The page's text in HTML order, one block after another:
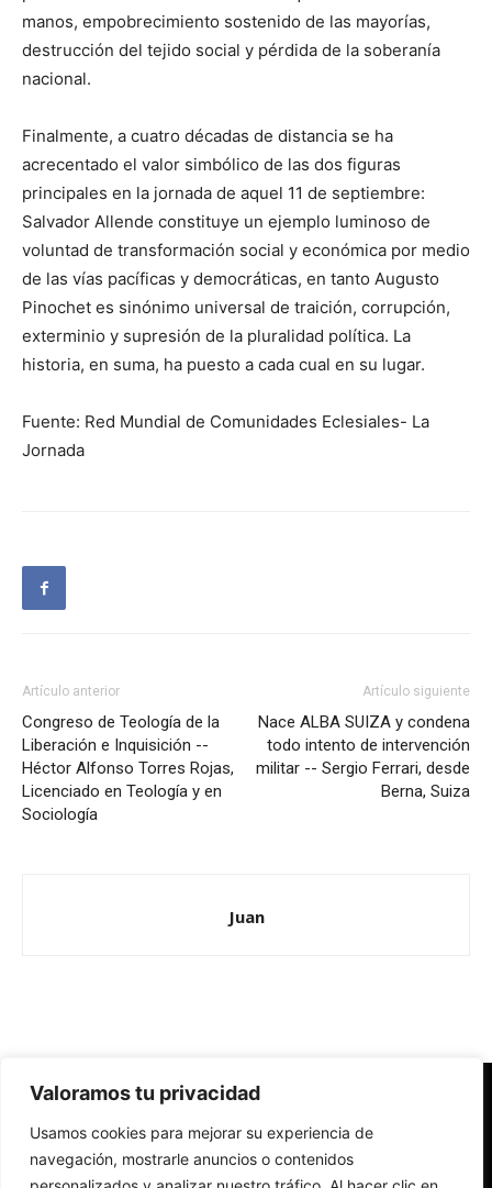
Valoramos tu privacidad
Usamos cookies para mejorar su experiencia de
navegación, mostrarle anuncios o contenidos
manos, empobrecimiento sostenido de las mayorías,
destrucción del tejido social y pérdida de la soberanía
nacional.
Finalmente, a cuatro décadas de distancia se ha
acrecentado el valor simbólico de las dos figuras
principales en la jornada de aquel 11 de septiembre:
Salvador Allende constituye un ejemplo luminoso de
voluntad de transformación social y económica por medio
de las vías pacíficas y democráticas, en tanto Augusto
Pinochet es sinónimo universal de traición, corrupción,
exterminio y supresión de la pluralidad política. La
historia, en suma, ha puesto a cada cual en su lugar.
Fuente: Red Mundial de Comunidades Eclesiales- La
Jornada
Artículo anterior
Congreso de Teología de la
Liberación e Inquisición --
Héctor Alfonso Torres Rojas,
Licenciado en Teología y en
Sociología
Artículo siguiente
Nace ALBA SUIZA y condena
todo intento de intervención
militar -- Sergio Ferrari, desde
Berna, Suiza
Juan
Redes Cristianas
Una mirada alternativa sobre la Iglesia católica y la sociedad
- Colectivos de Redes Cristianas